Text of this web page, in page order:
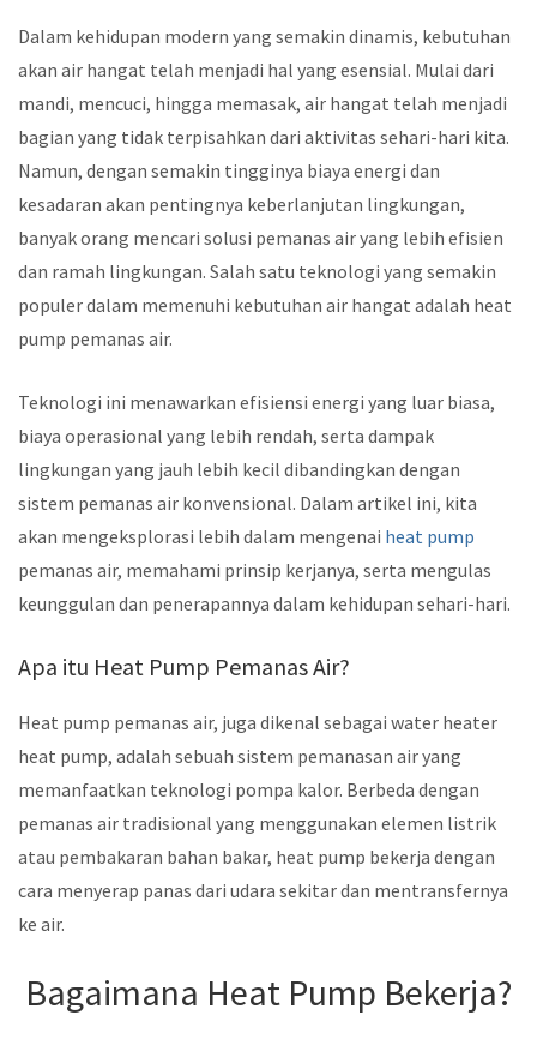
Dalam kehidupan modern yang semakin dinamis, kebutuhan
akan air hangat telah menjadi hal yang esensial. Mulai dari
mandi, mencuci, hingga memasak, air hangat telah menjadi
bagian yang tidak terpisahkan dari aktivitas sehari-hari kita.
Namun, dengan semakin tingginya biaya energi dan
kesadaran akan pentingnya keberlanjutan lingkungan,
banyak orang mencari solusi pemanas air yang lebih efisien
dan ramah lingkungan. Salah satu teknologi yang semakin
populer dalam memenuhi kebutuhan air hangat adalah heat
pump pemanas air.
Teknologi ini menawarkan efisiensi energi yang luar biasa,
biaya operasional yang lebih rendah, serta dampak
lingkungan yang jauh lebih kecil dibandingkan dengan
sistem pemanas air konvensional. Dalam artikel ini, kita
akan mengeksplorasi lebih dalam mengenai heat pump
pemanas air, memahami prinsip kerjanya, serta mengulas
keunggulan dan penerapannya dalam kehidupan sehari-hari.
Apa itu Heat Pump Pemanas Air?
Heat pump pemanas air, juga dikenal sebagai water heater
heat pump, adalah sebuah sistem pemanasan air yang
memanfaatkan teknologi pompa kalor. Berbeda dengan
pemanas air tradisional yang menggunakan elemen listrik
atau pembakaran bahan bakar, heat pump bekerja dengan
cara menyerap panas dari udara sekitar dan mentransfernya
ke air.
Bagaimana Heat Pump Bekerja?